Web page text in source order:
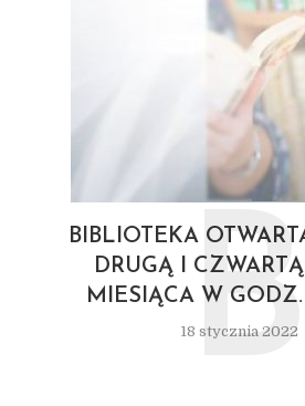
BIBLIOTEKA
DRUGĄ I
MIESIĄCA W GODZ.
18 stycznia 2022